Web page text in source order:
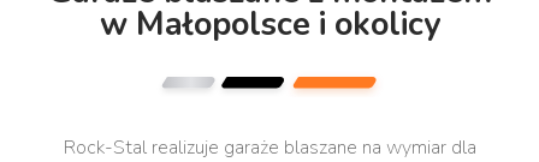
w Małopolsce i okolicy
Rock-Stal realizuje garaże blaszane na wymiar dla